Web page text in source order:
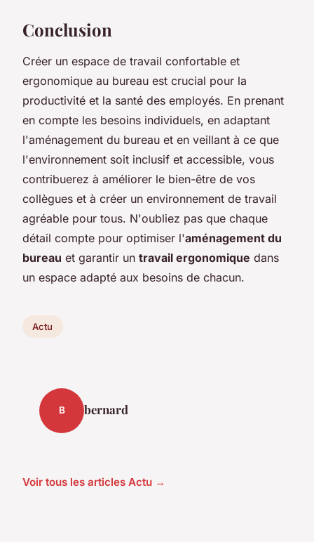
Conclusion
Créer un espace de travail confortable et
ergonomique au bureau est crucial pour la
productivité et la santé des employés. En prenant
en compte les besoins individuels, en adaptant
l'aménagement du bureau et en veillant à ce que
l'environnement soit inclusif et accessible, vous
contribuerez à améliorer le bien-être de vos
collègues et à créer un environnement de travail
agréable pour tous. N'oubliez pas que chaque
détail compte pour optimiser l'aménagement du
bureau et garantir un travail ergonomique dans
un espace adapté aux besoins de chacun.
Actu
B bernard
Voir tous les articles Actu →